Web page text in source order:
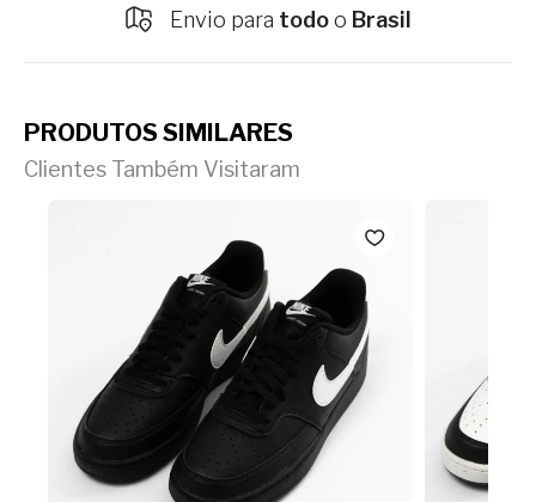
Envio para todoo Brasil
PRODUTOS SIMILARES
Clientes Também Visitaram